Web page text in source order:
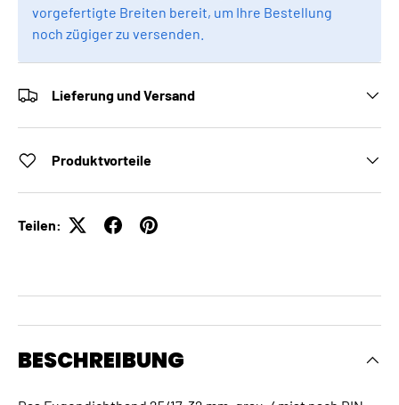
vorgefertigte Breiten bereit, um Ihre Bestellung
noch zügiger zu versenden.
Lieferung und Versand
Produktvorteile
Teilen:
BESCHREIBUNG